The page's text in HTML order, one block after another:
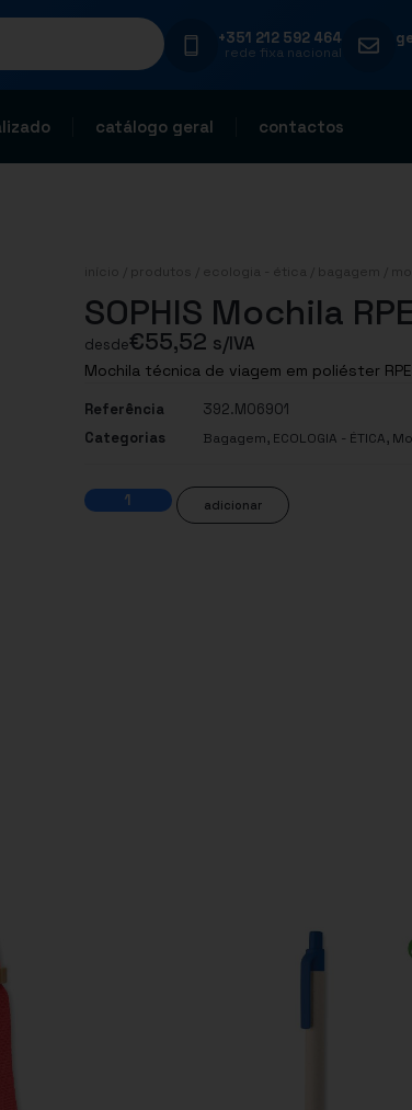
+351 212 592 464
rede fixa nacional
catálogo geral contactos
início produtos ecologia - ética bagagem
SOPHIS Mochila
desde€55,52 s/IVA
Mochila técnica de viagem em poliéster
Referência
392.MO6901
Categorias
Bagagem, ECOLOGIA - ÉTICA,
adicionar